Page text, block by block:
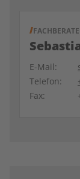
E-Mail:
Telefon:
Fax: